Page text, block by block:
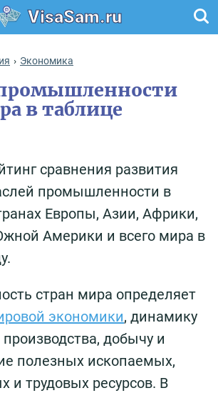
VisaSam.ru
Экономика
в таблице
сравнения развития
промышленности в
Европы, Азии, Африки,
Америки и всего мира в
стран мира определяет
экономики, динамику
производства, добычу и
полезных ископаемых,
и трудовых ресурсов. В